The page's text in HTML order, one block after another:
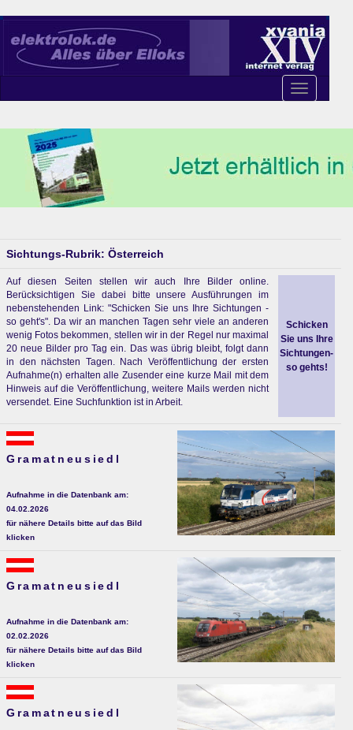
Toggle
navigation
Sichtungs-Rubrik: Österreich
Auf diesen Seiten stellen wir auch Ihre Bilder online.
Berücksichtigen Sie dabei bitte unsere Ausführungen im
nebenstehenden Link: "Schicken Sie uns Ihre Sichtungen -
so geht's". Da wir an manchen Tagen sehr viele an anderen
wenig Fotos bekommen, stellen wir in der Regel nur maximal
20 neue Bilder pro Tag ein. Das was übrig bleibt, folgt dann
in den nächsten Tagen. Nach Veröffentlichung der ersten
Aufnahme(n) erhalten alle Zusender eine kurze Mail mit dem
Hinweis auf die Veröffentlichung, weitere Mails werden nicht
versendet. Eine Suchfunktion ist in Arbeit.
Schicken
Sie uns Ihre
Sichtungen-
so gehts!
Gramatneusiedl
Aufnahme in die Datenbank am:
04.02.2026
für nähere Details bitte auf das Bild
klicken
Gramatneusiedl
Aufnahme in die Datenbank am:
02.02.2026
für nähere Details bitte auf das Bild
klicken
Gramatneusiedl